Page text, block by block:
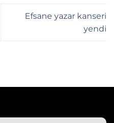
Efsane yazar kanseri
yendi